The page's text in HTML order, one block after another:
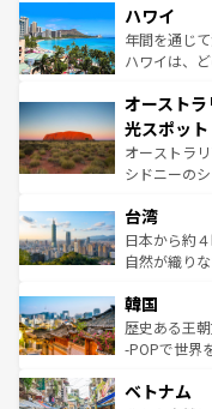
着のスイス情
のような巨
ンメントが
西部には大
部のニュー
文化が魅力
しみながら
るだろう。
情報は
ハワイ
年間を通じ
ハワイは、
ワイ島は見
島だが、静
おすすめ。
文化や歴史
人々、おい
ク、伝統的
っている。
はコンテンツ
オースト
光スポット
オーストラ
シドニーの
リアリーフ
ク）、タス
ど、見どこ
いる。アク
ビング、ハ
い。オース
参照してほし
台湾
日本から約
自然が織り
ン）、静ひ
と山間の静
驚きをもた
容にもいい
韓国
歴史ある王
-POPで世界
き、地方に
ベトナム